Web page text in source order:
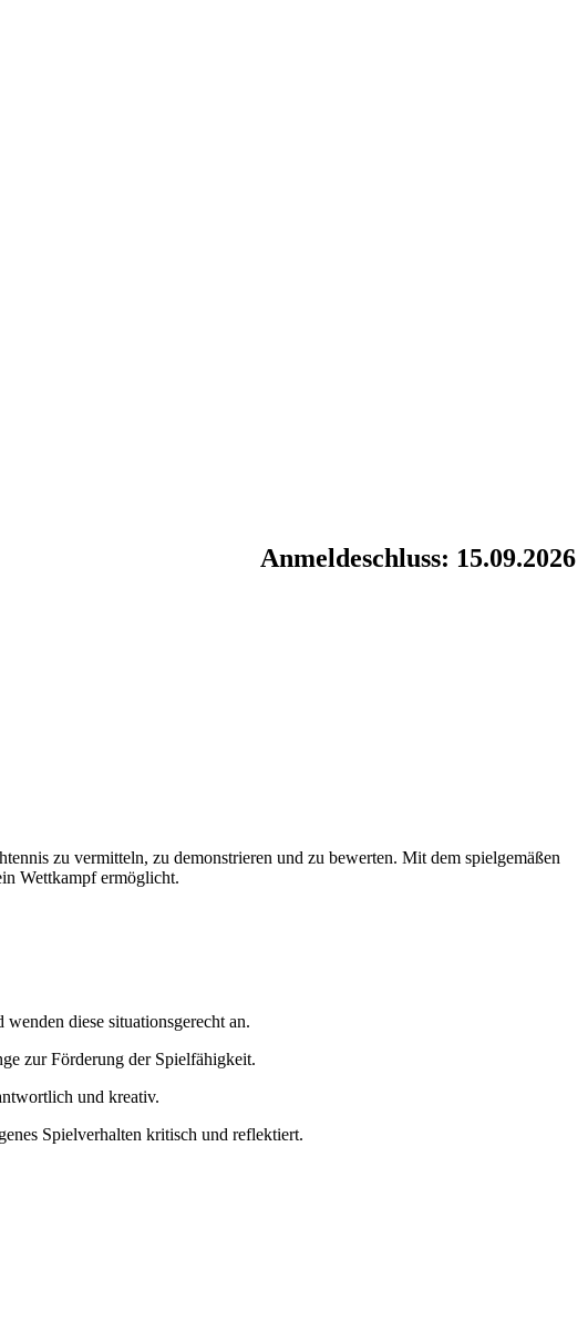
Anmeldeschluss: 15.09.2026
zu vermitteln, zu demonstrieren und zu bewerten. Mit dem spielgemäßen
Wettkampf ermöglicht.
diese situationsgerecht an.
zur Förderung der Spielfähigkeit.
und kreativ.
Spielverhalten kritisch und reflektiert.